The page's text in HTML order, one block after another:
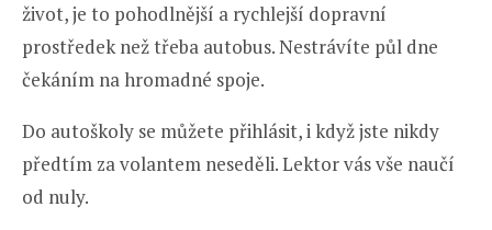
život, je to pohodlnější a rychlejší dopravní
prostředek než třeba autobus. Nestrávíte půl dne
čekáním na hromadné spoje.
Do autoškoly se můžete přihlásit, i když jste nikdy
předtím za volantem neseděli. Lektor vás vše naučí
od nuly.